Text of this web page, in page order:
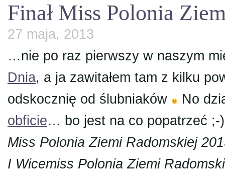
Finał Miss Polonia
27 maja, 2013
…nie po raz pierwszy w naszym
Dnia, a ja zawitałem tam z kilku
odskocznię od ślubniaków
No
obficie… bo jest na co popatrzeć ;-
Miss Polonia Ziemi Radomskiej
I Wicemiss Polonia Ziemi